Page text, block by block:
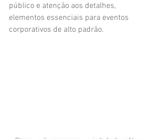
público e atenção aos detalhes,
elementos essenciais para eventos
corporativos de alto padrão.